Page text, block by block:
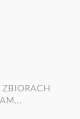
ZBIORACH